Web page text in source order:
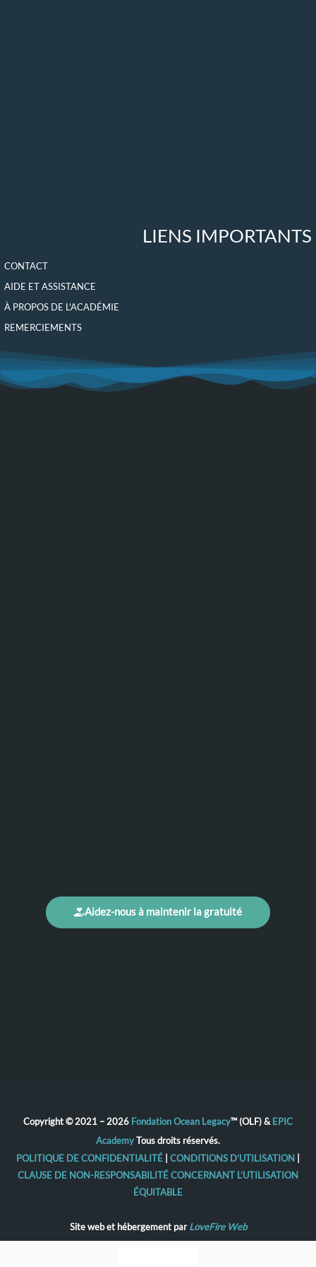
LIENS IMPORTANTS
CONTACT
AIDE ET ASSISTANCE
À PROPOS DE L'ACADÉMIE
REMERCIEMENTS
Aidez-nous à maintenir la gratuité
Copyright © 2021 – 2026 Fondation Ocean Legacy™ (OLF) & EPIC
AcademyTous droits réservés.
POLITIQUE DE CONFIDENTIALITÉ
CONDITIONS D’UTILISATION
CLAUSE DE NON-RESPONSABILITÉ CONCERNANT L’UTILISATION
ÉQUITABLE
Site web et hébergement parLoveFire Web